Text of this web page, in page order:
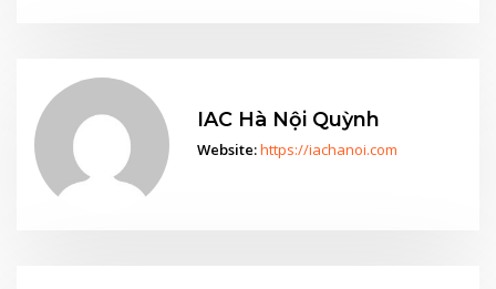
IAC Hà Nội Quỳnh
Website:https://iachanoi.com